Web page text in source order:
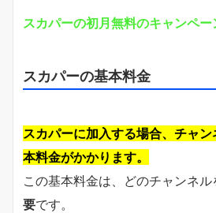
スカパーの初月無料のキャンペ
スカパーの基本料金
スカパーに加入する場合、チャ
本料金がかかります。
この基本料金は、どのチャンネル
要です。